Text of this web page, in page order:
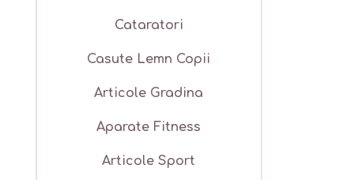
Cataratori
Casute Lemn Copii
Articole Gradina
Aparate Fitness
Articole Sport